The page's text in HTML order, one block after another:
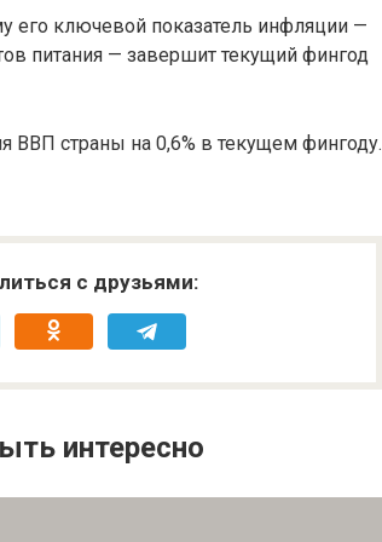
его ключевой показатель инфляции —
питания — завершит текущий фингод
ВВП страны на 0,6% в текущем фингоду.
с друзьями:
интересно